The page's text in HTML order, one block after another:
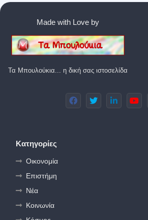
Made with Love by
Τα Μπουλούκια... η δική σας ιστοσελίδα
Κατηγορίες
Οικονομία
Επιστήμη
Νέα
Κοινωνία